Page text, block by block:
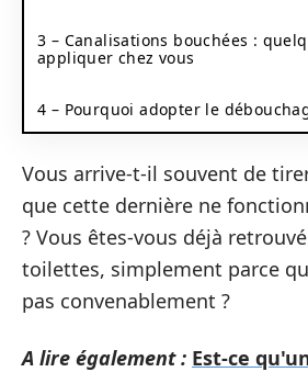
3 – Canalisations bouchées :
appliquer chez vous
4 – Pourquoi adopter le
Vous arrive-t-il souvent de
que cette dernière ne
? Vous êtes-vous déjà
toilettes, simplement parce
pas convenablement ?
A lire également : Est-ce